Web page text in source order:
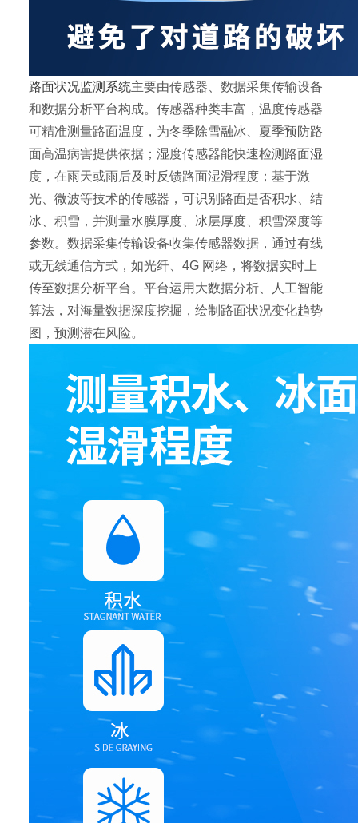
路面状况监测系统主要由传感器、数据采集传输设备
和数据分析平台构成。传感器种类丰富，温度传感器
可精准测量路面温度，为冬季除雪融冰、夏季预防路
面高温病害提供依据；湿度传感器能快速检测路面湿
度，在雨天或雨后及时反馈路面湿滑程度；基于激
光、微波等技术的传感器，可识别路面是否积水、结
冰、积雪，并测量水膜厚度、冰层厚度、积雪深度等
参数。数据采集传输设备收集传感器数据，通过有线
或无线通信方式，如光纤、4G 网络，将数据实时上
传至数据分析平台。平台运用大数据分析、人工智能
算法，对海量数据深度挖掘，绘制路面状况变化趋势
图，预测潜在风险。